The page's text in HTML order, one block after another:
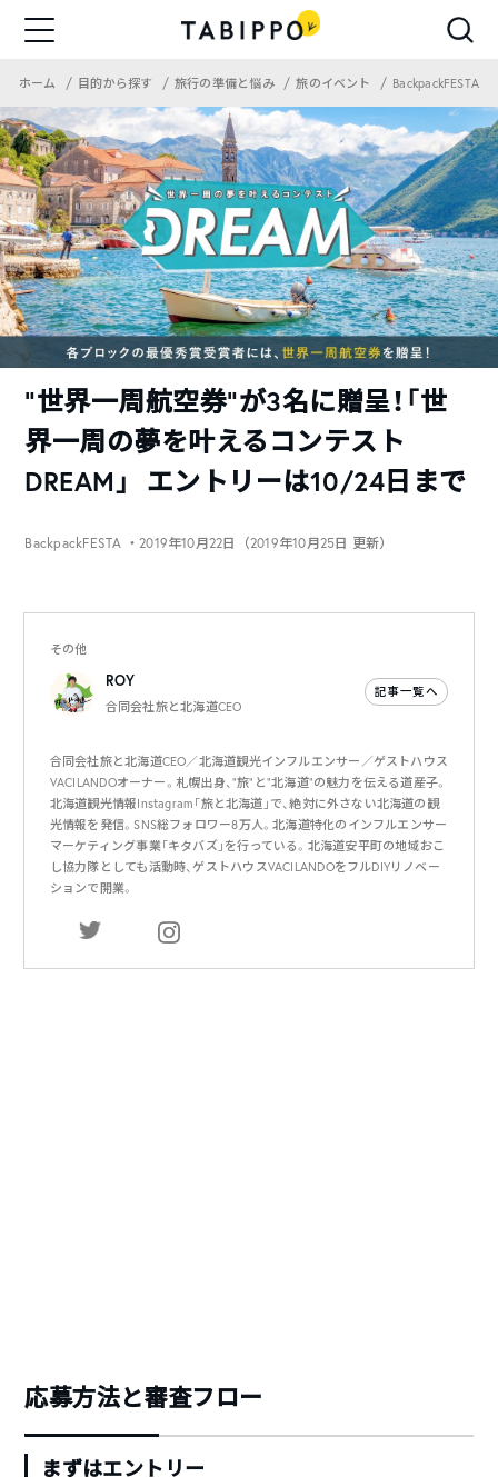
ホーム 目的から探す 旅行の準備と悩み 旅のイベント BackpackFESTA
“世界一周航空券”が3名に贈呈！「世
界一周の夢を叶えるコンテスト
DREAM」 エントリーは10/24日まで
BackpackFESTA ・2019年10月22日（2019年10月25日 更新）
その他
ROY
合同会社旅と北海道CEO
記事一覧へ
合同会社旅と北海道CEO／北海道観光インフルエンサー／ゲストハウス
VACILANDOオーナー。札幌出身、”旅”と”北海道”の魅力を伝える道産子。
北海道観光情報Instagram「旅と北海道」で、絶対に外さない北海道の観
光情報を発信。SNS総フォロワー8万人。北海道特化のインフルエンサー
マーケティング事業「キタバズ」を行っている。北海道安平町の地域おこ
し協力隊としても活動時、ゲストハウスVACILANDOをフルDIYリノベー
ションで開業。
応募方法と審査フロー
まずはエントリー